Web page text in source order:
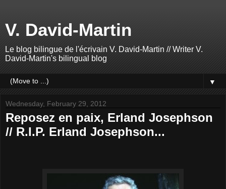
V. David-Martin
Le blog bilingue de l'écrivain V. David-Martin // Writer V.
David-Martin's bilingual blog
▼
Wednesday, February 29, 2012
Reposez en paix, Erland Josephson
// R.I.P. Erland Josephson...